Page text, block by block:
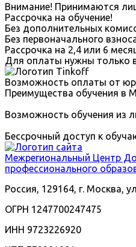
Внимание! Принимаются
Рассрочка на обучение!
Без дополнительных
Без первоначального
Рассрочка на 2,4 или 6
Для оплаты нужны только
Возможность оплаты от
Преимущества обучения
Возможность обучения из
Бессрочный доступ к
Межрегиональный Центр
профессионального
Россия, 129164, г. Москва,
ОГРН 1247700247475
ИНН 9723226920